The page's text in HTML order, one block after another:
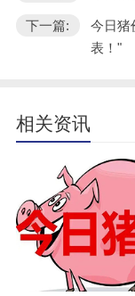
下一篇:
今日猪
表！"
相关资讯